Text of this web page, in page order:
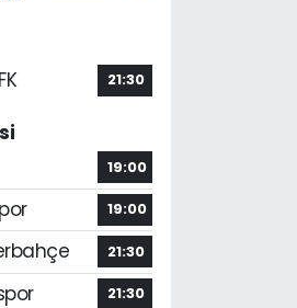
21:30
19:00
19:00
21:30
21:30